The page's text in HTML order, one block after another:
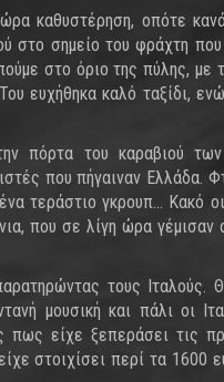
καθυστέρηση, οπότε
στο σημείο του φράχτη
στο όριο της πύλης, με
ευχήθηκα καλό ταξίδι,
πόρτα του καραβιού
που πήγαιναν Ελλάδα.
τεράστιο γκρουπ... Κακό
που σε λίγη ώρα
τους Ιταλούς.
μουσική και πάλι οι
πως είχε ξεπεράσει τις
στοιχίσει περί τα